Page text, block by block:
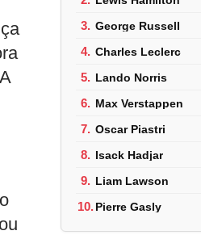
3. George Russell
4. Charles Leclerc
5. Lando Norris
6. Max Verstappen
7. Oscar Piastri
8. Isack Hadjar
9. Liam Lawson
10.Pierre Gasly